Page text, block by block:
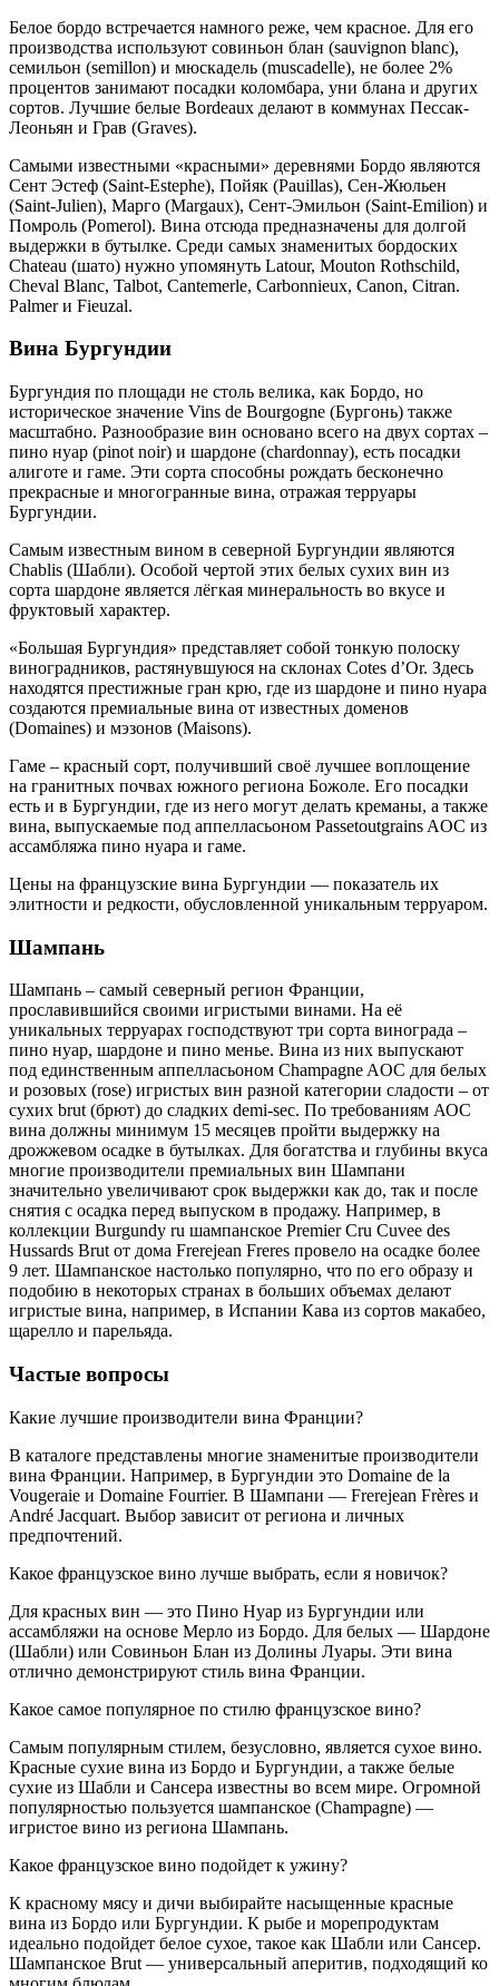
Белое бордо встречается намного реже, чем красное. Для его
производства используют совиньон блан (sauvignon blanc),
семильон (semillon) и мюскадель (muscadelle), не более 2%
процентов занимают посадки коломбара, уни блана и других
сортов. Лучшие белые Bordeaux делают в коммунах Пессак-
Леоньян и Грав (Graves).
Самыми известными «красными» деревнями Бордо являются
Сент Эстеф (Saint-Estephe), Пойяк (Pauillas), Сен-Жюльен
(Saint-Julien), Марго (Margaux), Сент-Эмильон (Saint-Emilion) и
Помроль (Pomerol). Вина отсюда предназначены для долгой
выдержки в бутылке. Среди самых знаменитых бордоских
Chateau (шато) нужно упомянуть Latour, Mouton Rothschild,
Cheval Blanc, Talbot, Cantemerle, Carbonnieux, Canon, Citran.
Palmer и Fieuzal.
Вина Бургундии
Бургундия по площади не столь велика, как Бордо, но
историческое значение Vins de Bourgogne (Бургонь) также
масштабно. Разнообразие вин основано всего на двух сортах –
пино нуар (pinot noir) и шардоне (chardonnay), есть посадки
алиготе и гаме. Эти сорта способны рождать бесконечно
прекрасные и многогранные вина, отражая терруары
Бургундии.
Самым известным вином в северной Бургундии являются
Chablis (Шабли). Особой чертой этих белых сухих вин из
сорта шардоне является лёгкая минеральность во вкусе и
фруктовый характер.
«Большая Бургундия» представляет собой тонкую полоску
виноградников, растянувшуюся на склонах Cotes d’Or. Здесь
находятся престижные гран крю, где из шардоне и пино нуара
создаются премиальные вина от известных доменов
(Domaines) и мэзонов (Maisons).
Гаме – красный сорт, получивший своё лучшее воплощение
на гранитных почвах южного региона Божоле. Его посадки
есть и в Бургундии, где из него могут делать креманы, а также
вина, выпускаемые под аппелласьоном Passetoutgrains AOC из
ассамбляжа пино нуара и гаме.
Цены на французские вина Бургундии — показатель их
элитности и редкости, обусловленной уникальным терруаром.
Шампань
Шампань – самый северный регион Франции,
прославившийся своими игристыми винами. На её
уникальных терруарах господствуют три сорта винограда –
пино нуар, шардоне и пино менье. Вина из них выпускают
под единственным аппелласьоном Champagne AOC для белых
и розовых (rose) игристых вин разной категории сладости – от
cухих brut (брют) до сладких demi-sec. По требованиям АОС
вина должны минимум 15 месяцев пройти выдержку на
дрожжевом осадке в бутылках. Для богатства и глубины вкуса
многие производители премиальных вин Шампани
значительно увеличивают срок выдержки как до, так и после
снятия с осадка перед выпуском в продажу. Например, в
коллекции Burgundy ru шампанское Premier Cru Cuvee des
Hussards Brut от дома Frerejean Freres провело на осадке более
9 лет. Шампанское настолько популярно, что по его образу и
подобию в некоторых странах в больших объемах делают
игристые вина, например, в Испании Кава из сортов макабео,
щарелло и парельяда.
Частые вопросы
Какие лучшие производители вина Франции?
В каталоге представлены многие знаменитые производители
вина Франции. Например, в Бургундии это Domaine de la
Vougeraie и Domaine Fourrier. В Шампани — Frerejean Frères и
André Jacquart. Выбор зависит от региона и личных
предпочтений.
Какое французское вино лучше выбрать, если я новичок?
Для красных вин — это Пино Нуар из Бургундии или
ассамбляжи на основе Мерло из Бордо. Для белых — Шардоне
(Шабли) или Совиньон Блан из Долины Луары. Эти вина
отлично демонстрируют стиль вина Франции.
Какое самое популярное по стилю французское вино?
Самым популярным стилем, безусловно, является сухое вино.
Красные сухие вина из Бордо и Бургундии, а также белые
сухие из Шабли и Сансера известны во всем мире. Огромной
популярностью пользуется шампанское (Champagne) —
игристое вино из региона Шампань.
Какое французское вино подойдет к ужину?
К красному мясу и дичи выбирайте насыщенные красные
вина из Бордо или Бургундии. К рыбе и морепродуктам
идеально подойдет белое сухое, такое как Шабли или Сансер.
Шампанское Brut — универсальный аперитив, подходящий ко